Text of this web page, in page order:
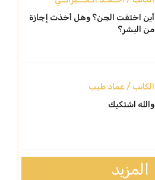
أين اختفت الجن؟ وهل أخذت إجازة
من البشر؟
الكاتب / عماد طيب
والله اشتكيك
المزيد